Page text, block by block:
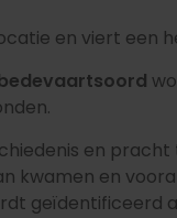
en viert een
en pracht
kwamen en
geïdentificeerd